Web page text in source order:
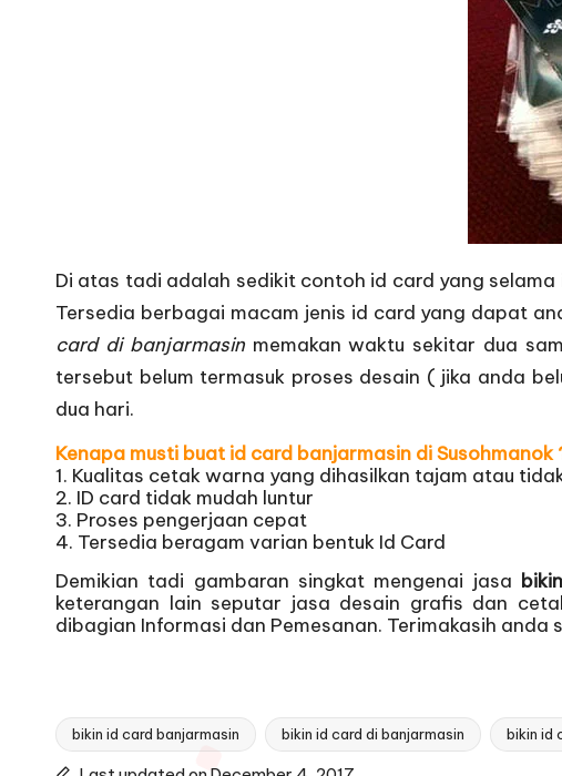
Di atas tadi adalah sedikit contoh id card yang
Tersedia berbagai macam jenis id card yang dapat
card di banjarmasinmemakan waktu sekitar dua
tersebut belum termasuk proses desain ( jika anda
dua hari.
Kenapa musti buat id card banjarmasin di Susohmanok
1. Kualitas cetak warna yang dihasilkan tajam atau
2. ID card tidak mudah luntur
3. Proses pengerjaan cepat
4. Tersedia beragam varian bentuk Id Card
Demikian tadi gambaran singkat mengenai jasa
keterangan lain seputar jasa desain grafis dan
dibagian Informasi dan Pemesanan. Terimakasih anda
Tags:
bikin id card banjarmasin bikin id card di banjarmasin bikin id